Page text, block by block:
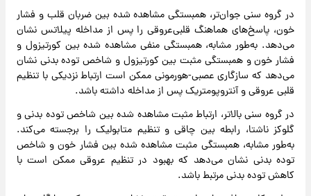
در گروه سنی جوان‌تر، همبستگی مشاهده‌ شده بین ضربان قلب و فشار
خون، پاسخ‌های هماهنگ قلبی‌عروقی را پس از مداخله پیلاتس نشان
می‌دهد. به‌طور مشابه، همبستگی منفی مشاهده‌ شده بین کورتیزول و
فشار خون و همبستگی مثبت بین کورتیزول و شاخص توده بدنی نشان
می‌دهد که سازگاری عصبی-هورمونی ممکن است ارتباط نزدیکی با تنظیم
قلبی عروقی و آنتروپومتریک پس از مداخله داشته باشد.
در گروه سنی بالاتر، ارتباط مثبت مشاهده شده بین شاخص توده بدنی و
گلوکز ناشتا، رابطه بین چاقی و تنظیم متابولیک را برجسته می‌کند.
به‌طور مشابه، همبستگی مثبت مشاهده شده بین فشار خون و شاخص
توده بدنی نشان می‌دهد که بهبود در تنظیم عروقی ممکن است با
کاهش توده بدنی مرتبط باشد.